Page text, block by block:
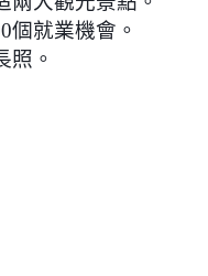
個就業機會。
照。